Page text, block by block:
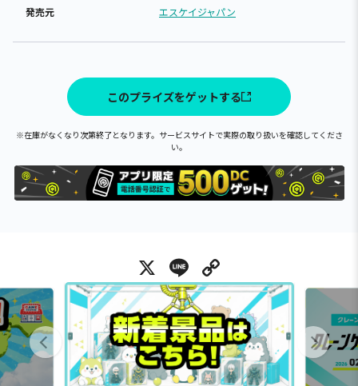
発売元 エスケイジャパン
このプライズをゲットする
※在庫がなくなり次第終了となります。サービスサイトで実際の取り扱いを確認してくださ
い。
X Line